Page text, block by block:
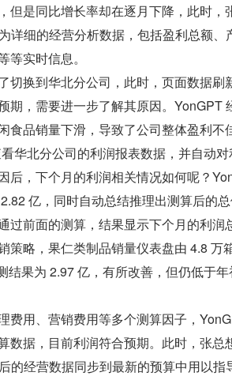
但是同比增长率却在逐月下降，此时，
详细的经营分析数据，包括盈利总额、
实时信息。
切换到华北分公司，此时，页面数据刷
期，需要进一步了解其原因。YonGPT
食品销量下滑，导致了公司整体盈利不
华北分公司的利润报表数据，并自动
后，下个月的利润相关情况如何呢？
亿，同时自动总结推理出测算后的
过前面的测算，结果显示下个月的利润
策略，果仁类制品销量仪表盘由 4.8 万
果为 2.97 亿，有所改善，但仍低于年
费用、营销费用等多个测算因子，
数据，目前利润符合预期。此时，张总
的经营数据同步到最新的预算中用以指